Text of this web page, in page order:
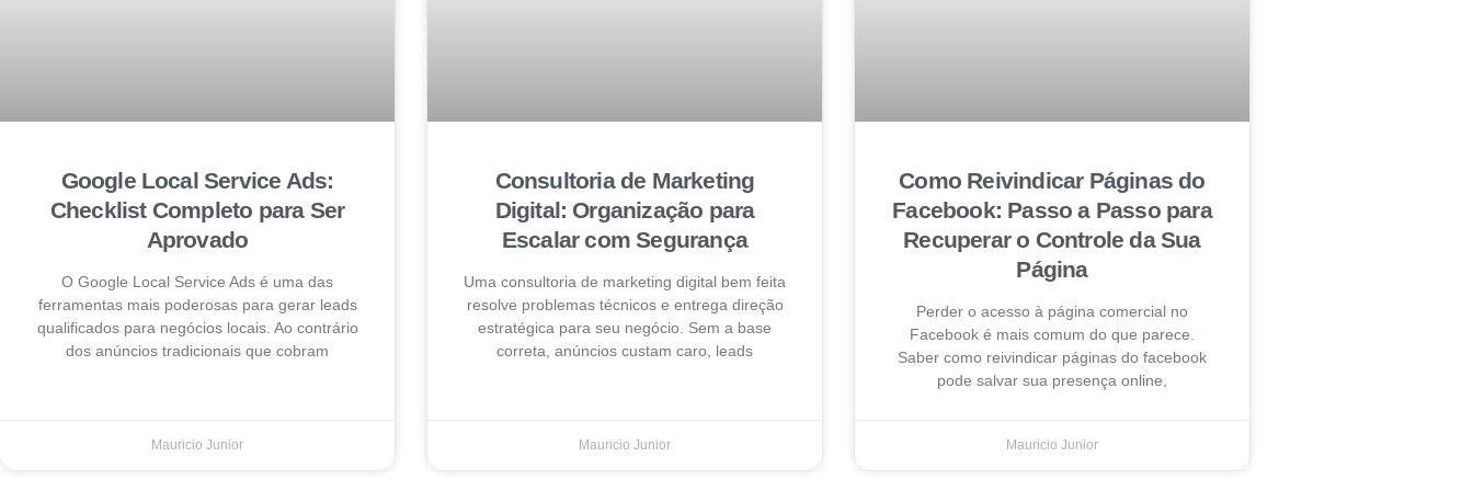
Google Local Service Ads:
Checklist Completo para Ser
Aprovado
O Google Local Service Ads é uma das
ferramentas mais poderosas para gerar leads
qualificados para negócios locais. Ao contrário
dos anúncios tradicionais que cobram
Mauricio Junior
Consultoria de Marketing
Digital: Organização para
Escalar com Segurança
Uma consultoria de marketing digital bem feita
resolve problemas técnicos e entrega direção
estratégica para seu negócio. Sem a base
correta, anúncios custam caro, leads
Mauricio Junior
Como Reivindicar Páginas do
Facebook: Passo a Passo para
Recuperar o Controle da Sua
Página
Perder o acesso à página comercial no
Facebook é mais comum do que parece.
Saber como reivindicar páginas do facebook
pode salvar sua presença online,
Mauricio Junior